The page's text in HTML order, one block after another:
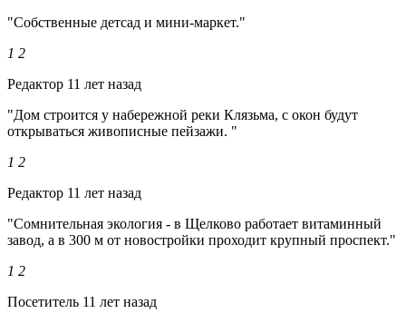
"Собственные детсад и мини-маркет."
1 2
Редактор 11 лет назад
"Дом строится у набережной реки Клязьма, с окон будут
открываться живописные пейзажи. "
1 2
Редактор 11 лет назад
"Сомнительная экология - в Щелково работает витаминный
завод, а в 300 м от новостройки проходит крупный проспект."
1 2
Посетитель 11 лет назад